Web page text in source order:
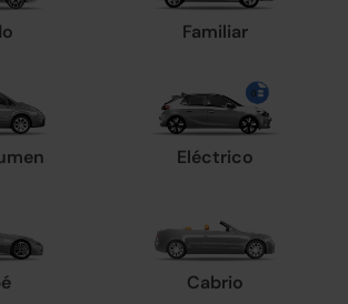
Familiar
Eléctrico
Cabrio